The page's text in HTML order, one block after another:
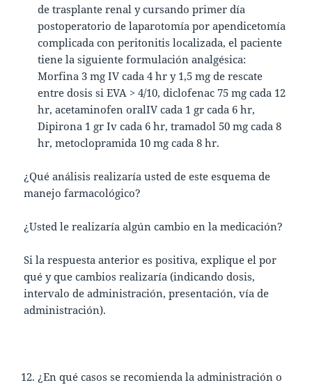
de trasplante renal y cursando primer día
postoperatorio de laparotomía por apendicetomía
complicada con peritonitis localizada, el paciente
tiene la siguiente formulación analgésica:
Morfina 3 mg IV cada 4 hr y 1,5 mg de rescate
entre dosis si EVA > 4/10, diclofenac 75 mg cada 12
hr, acetaminofen oralIV cada 1 gr cada 6 hr,
Dipirona 1 gr Iv cada 6 hr, tramadol 50 mg cada 8
hr, metoclopramida 10 mg cada 8 hr.
¿Qué análisis realizaría usted de este esquema de
manejo farmacológico?
¿Usted le realizaría algún cambio en la medicación?
Si la respuesta anterior es positiva, explique el por
qué y que cambios realizaría (indicando dosis,
intervalo de administración, presentación, vía de
administración).
¿En qué casos se recomienda la administración o